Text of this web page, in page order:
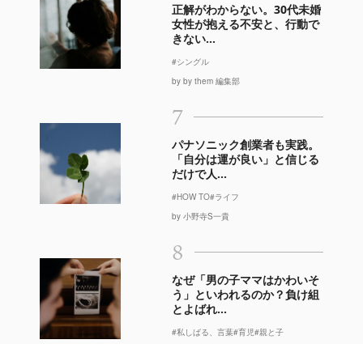
正解がわからない。30代未婚
女性が抱える不安と、行動で
きない...
#シングル
by by them 編集部
7
パナソニック創業者も実践。
「自分は運が良い」と信じる
だけで人...
#HOW TO#ライフ
by 小野寺S一貴
8
なぜ「男の子ママはかわいそ
う」といわれるのか？負け組
とよばれ...
#私しばる、言葉#育児#親と子